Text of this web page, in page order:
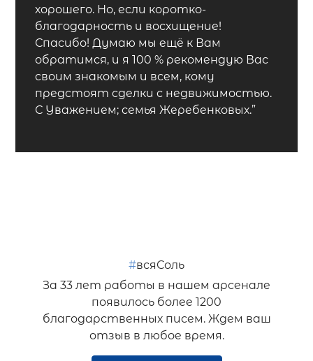
хорошего. Но, если коротко-
благодарность и восхищение!
Спасибо! Думаю мы ещё к Вам
обратимся, и я 100 % рекомендую Вас
своим знакомым и всем, кому
предстоят сделки с недвижимостью.
С Уважением; семья Жеребенковых.”
#всяСоль
За 33 лет работы в нашем арсенале
появилось более 1200
благодарственных писем. Ждем ваш
отзыв в любое время.